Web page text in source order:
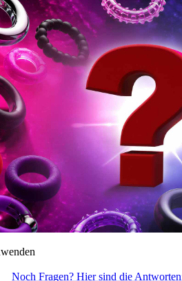
Noch Fragen? Hier sind die